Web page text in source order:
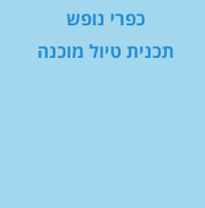
כפרי נופש
תכנית טיול מוכנה